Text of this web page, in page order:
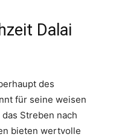
Dalai
des
für seine weisen
Streben nach
bieten wertvolle